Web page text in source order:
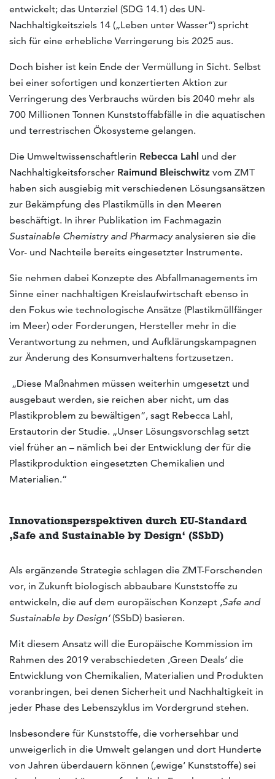
entwickelt; das Unterziel (SDG 14.1) des UN-
Nachhaltigkeitsziels 14 („Leben unter Wasser“) spricht
sich für eine erhebliche Verringerung bis 2025 aus.
Doch bisher ist kein Ende der Vermüllung in Sicht. Selbst
bei einer sofortigen und konzertierten Aktion zur
Verringerung des Verbrauchs würden bis 2040 mehr als
700 Millionen Tonnen Kunststoffabfälle in die aquatischen
und terrestrischen Ökosysteme gelangen.
Die Umweltwissenschaftlerin Rebecca Lahl und der
Nachhaltigkeitsforscher Raimund Bleischwitz vom ZMT
haben sich ausgiebig mit verschiedenen Lösungsansätzen
zur Bekämpfung des Plastikmülls in den Meeren
beschäftigt. In ihrer Publikation im Fachmagazin
Sustainable Chemistry and Pharmacyanalysieren sie die
Vor- und Nachteile bereits eingesetzter Instrumente.
Sie nehmen dabei Konzepte des Abfallmanagements im
Sinne einer nachhaltigen Kreislaufwirtschaft ebenso in
den Fokus wie technologische Ansätze (Plastikmüllfänger
im Meer) oder Forderungen, Hersteller mehr in die
Verantwortung zu nehmen, und Aufklärungskampagnen
zur Änderung des Konsumverhaltens fortzusetzen.
„Diese Maßnahmen müssen weiterhin umgesetzt und
ausgebaut werden, sie reichen aber nicht, um das
Plastikproblem zu bewältigen“, sagt Rebecca Lahl,
Erstautorin der Studie. „Unser Lösungsvorschlag setzt
viel früher an – nämlich bei der Entwicklung der für die
Plastikproduktion eingesetzten Chemikalien und
Materialien.“
Innovationsperspektiven durch EU-Standard
‚Safe and Sustainable by Design‘ (SSbD)
Als ergänzende Strategie schlagen die ZMT-Forschenden
vor, in Zukunft biologisch abbaubare Kunststoffe zu
entwickeln, die auf dem europäischen Konzept ‚Safe and
Sustainable by Design‘(SSbD) basieren.
Mit diesem Ansatz will die Europäische Kommission im
Rahmen des 2019 verabschiedeten ‚Green Deals‘ die
Entwicklung von Chemikalien, Materialien und Produkten
voranbringen, bei denen Sicherheit und Nachhaltigkeit in
jeder Phase des Lebenszyklus im Vordergrund stehen.
Insbesondere für Kunststoffe, die vorhersehbar und
unweigerlich in die Umwelt gelangen und dort Hunderte
von Jahren überdauern können (‚ewige‘ Kunststoffe) sei